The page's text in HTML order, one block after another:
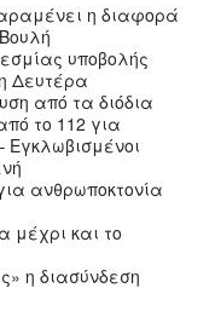
η διαφορά
υποβολής
Δευτέρα
από τα διόδια
το 112 για
Εγκλωβισμένοι
ανθρωποκτονία
μέχρι και το
η διασύνδεση